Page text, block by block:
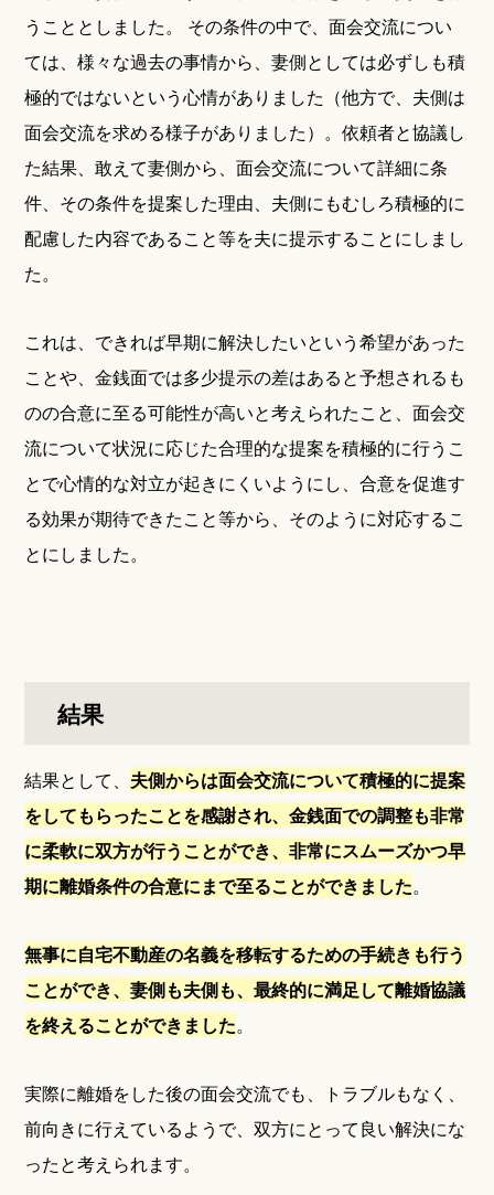
うこととしました。 その条件の中で、面会交流につい
ては、様々な過去の事情から、妻側としては必ずしも積
極的ではないという心情がありました（他方で、夫側は
面会交流を求める様子がありました）。依頼者と協議し
た結果、敢えて妻側から、面会交流について詳細に条
件、その条件を提案した理由、夫側にもむしろ積極的に
配慮した内容であること等を夫に提示することにしまし
た。
これは、できれば早期に解決したいという希望があった
ことや、金銭面では多少提示の差はあると予想されるも
のの合意に至る可能性が高いと考えられたこと、面会交
流について状況に応じた合理的な提案を積極的に行うこ
とで心情的な対立が起きにくいようにし、合意を促進す
る効果が期待できたこと等から、そのように対応するこ
とにしました。
結果
結果として、 夫側からは面会交流について積極的に提案
をしてもらったことを感謝され、金銭面での調整も非常
に柔軟に双方が行うことができ、非常にスムーズかつ早
期に離婚条件の合意にまで至ることができました。
無事に自宅不動産の名義を移転するための手続きも行う
ことができ、妻側も夫側も、最終的に満足して離婚協議
を終えることができました。
実際に離婚をした後の面会交流でも、トラブルもなく、
前向きに行えているようで、双方にとって良い解決にな
ったと考えられます。